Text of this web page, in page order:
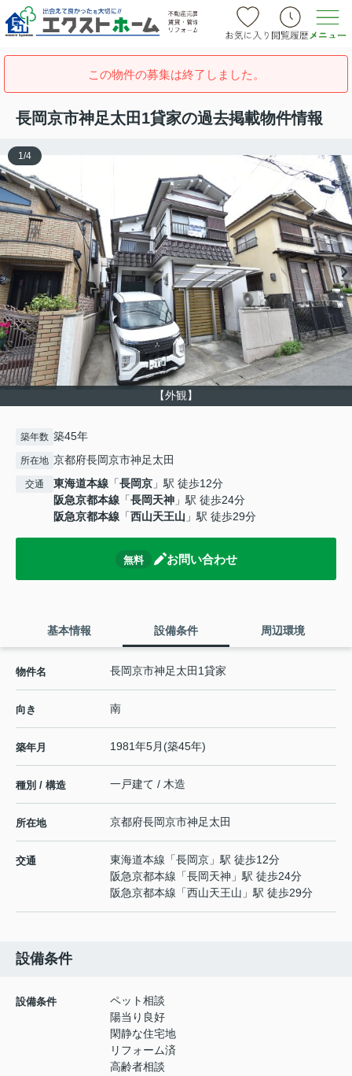
この物件の募集は終了しました。
長岡京市神足太田1貸家の過去掲載物件情報
【外観】
1 /4
築年数 築45年
所在地 京都府長岡京市神足太田
交通 東海道本線 「長岡京 」駅 徒歩12分
阪急京都本線 「長岡天神 」駅 徒歩24分
阪急京都本線 「西山天王山 」駅 徒歩29分
無料 お問い合わせ
基本情報 設備条件 周辺環境
物件名 長岡京市神足太田1貸家
向き 南
築年月 1981年5月(築45年)
種別 / 構造 一戸建て / 木造
所在地 京都府長岡京市神足太田
交通 東海道本線 「長岡京 」駅 徒歩12分
阪急京都本線 「長岡天神 」駅 徒歩24分
阪急京都本線 「西山天王山 」駅 徒歩29分
設備条件
設備条件
ペット相談
陽当り良好
閑静な住宅地
リフォーム済
高齢者相談